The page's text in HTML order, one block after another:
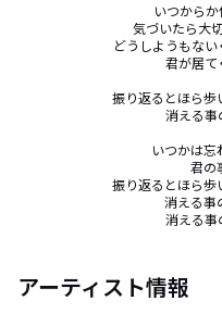
いつから
気づいたら大
どうしようもな
君が居て
振り返るとほら歩
消える事
いつかは忘
君の
振り返るとほら歩
消える事
消える事
アーティスト情報